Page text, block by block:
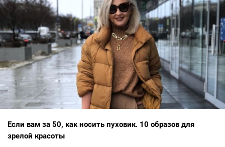
арабских дизайнеров, рассеялись как дым. А столько красоты
сегодня сложно увидеть на других известных неделях
мод.Самое интересное сейчас покажу ?
Если вам за 50, как носить пуховик. 10 образов для
зрелой красоты